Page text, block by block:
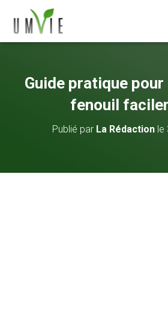
Guide pratique
fenouil
Publié par La Rédactionle